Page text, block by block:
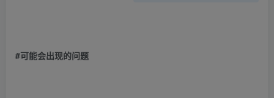
#可能会出现的问题